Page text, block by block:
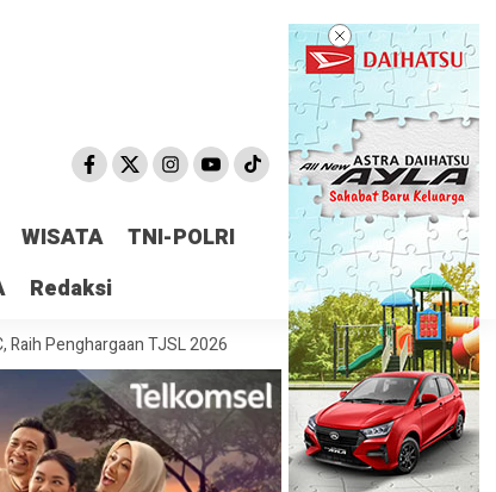
WISATA
TNI-POLRI
Redaksi
TJSL 2026 Komitmen Perkuat Tata Kelola dan